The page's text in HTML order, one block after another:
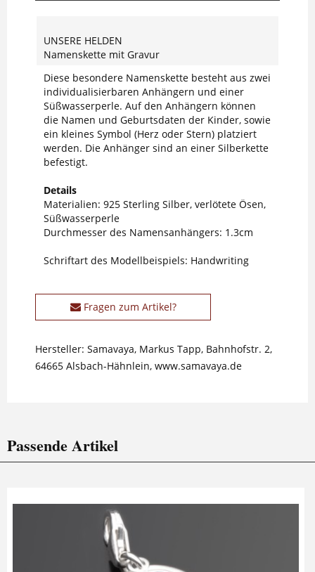
UNSERE HELDEN
Namenskette mit Gravur
Diese besondere Namenskette besteht aus zwei
individualisierbaren Anhängern und einer
Süßwasserperle. Auf den Anhängern können
die Namen und Geburtsdaten der Kinder, sowie
ein kleines Symbol (Herz oder Stern) platziert
werden. Die Anhänger sind an einer Silberkette
befestigt.
Details
Materialien: 925 Sterling Silber, verlötete Ösen,
Süßwasserperle
Durchmesser des Namensanhängers: 1.3cm
Schriftart des Modellbeispiels: Handwriting
Fragen zum Artikel?
Hersteller: Samavaya, Markus Tapp, Bahnhofstr. 2,
64665 Alsbach-Hähnlein, www.samavaya.de
Passende Artikel